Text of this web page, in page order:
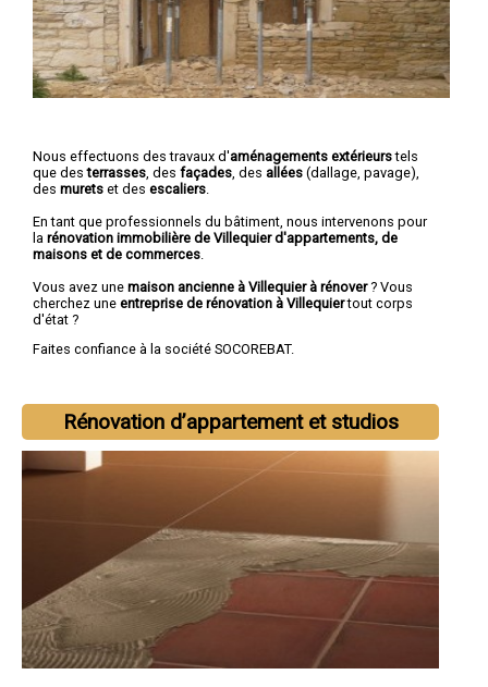
Nous effectuons des travaux d'aménagements extérieurstels
que desterrasses , des façades , des allées (dallage, pavage),
des murets et des escaliers
En tant que professionnels du bâtiment, nous intervenons pour
la rénovation immobilière de Villequier d'appartements, de
maisons et de commerces
Vous avez une maison ancienne à Villequier à rénover? Vous
cherchez une entreprise de rénovation à Villequiertout corps
d'état ?
Faites confiance à la société SOCOREBAT.
Rénovation d’appartement et studios